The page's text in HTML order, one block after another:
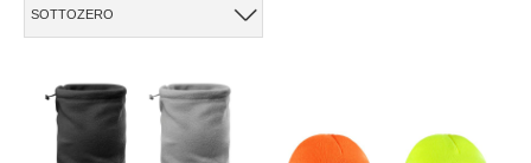
CHIUDI RICERCA
SOTTOZERO